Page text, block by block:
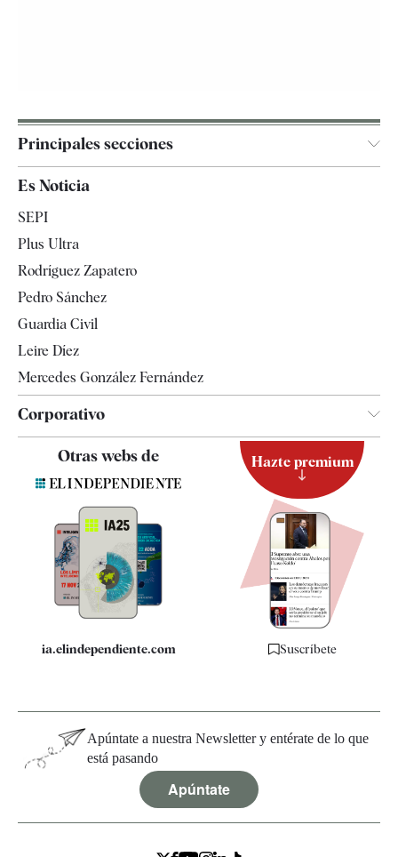
Principales secciones
Televisión
Es Noticia
SEPI
Plus Ultra
Rodríguez Zapatero
Pedro Sánchez
Guardia Civil
Leire Díez
Mercedes González Fernández
Corporativo
Quiénes somos
Especificaciones
Otras webs de
ia.elindependiente.com
Hazte premium
Suscríbete
Apúntate a nuestra Newsletter y entérate de lo que
está pasando
Apúntate